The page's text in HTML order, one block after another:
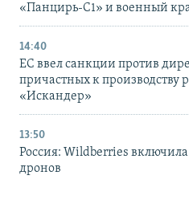
«Панцирь-С1» и военный
14:40
ЕС ввел санкции против
причастных к производству
«Искандер»
13:50
Россия: Wildberries
дронов